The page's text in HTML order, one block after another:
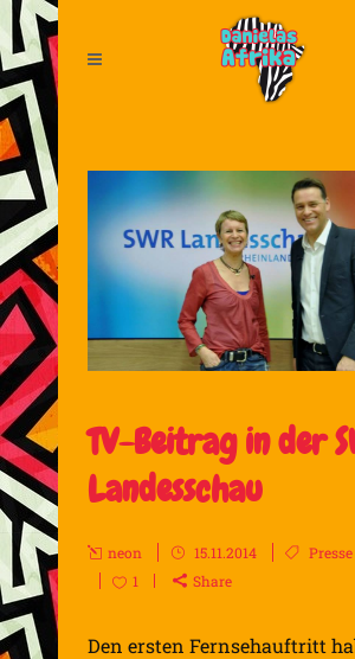
TV-Beitrag in der
Landesschau
neon 15.11.2014 Presse
1
Share
Den ersten Fernsehauftritt